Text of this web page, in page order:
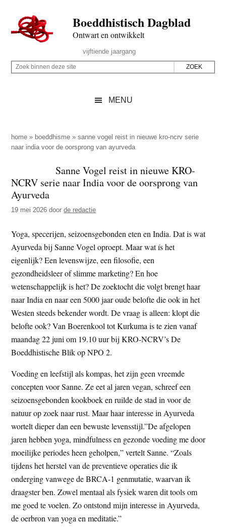
naar
de
inhoud
secondary
naar
de
sidebar
naar
de
Boeddhistisch Dagblad
Ontwart en ontwikkelt
Rechts
vijftiende jaargang
Z
p
d
z
e
s
t
e
Z
i
n
n
d
e
e
s
i
t
e
MENU
home » boeddhisme »sanne vogel reist in nieuwe kro-ncrv serie
naar india voor de oorsprong van ayurveda
Sanne Vogel reist in nieuwe KRO-
NCRV serie naar India voor de oorsprong van
Ayurveda
19 mei 2026 doorde redactie
Yoga, specerijen, seizoensgebonden eten en India. Dat is wat
Ayurveda bij Sanne Vogel oproept. Maar wat ís het
eigenlijk? Een levenswijze, een filosofie, een
gezondheidsleer of slimme marketing? En hoe
wetenschappelijk is het? De zoektocht die volgt brengt haar
naar India en naar een 5000 jaar oude belofte die ook in het
Westen steeds bekender wordt. De vraag is alleen: klopt die
belofte ook? Van Boerenkool tot Kurkuma is te zien vanaf
maandag 22 juni om 19.10 uur bij KRO-NCRV’s De
Boeddhistische Blik op NPO 2.
Voeding en leefstijl als kompas, het zijn geen vreemde
concepten voor Sanne. Ze eet al jaren vegan, schreef een
seizoensgebonden kookboek en ruilde de stad in voor de
natuur op zoek naar rust. Maar haar interesse in Ayurveda
wortelt dieper dan een bewuste levensstijl.”De afgelopen
jaren hebben yoga, mindfulness en gezonde voeding me door
moeilijke periodes heen geholpen,” vertelt Sanne. “Zoals
tijdens het herstel van de preventieve operaties die ik
onderging vanwege de BRCA-1 genmutatie, waarvan ik
draagster ben. Zowel mentaal als fysiek waren dit tools om
me goed te voelen. Zo ontstond mijn interesse in Ayurveda,
de oerbron van yoga en meditatie.”